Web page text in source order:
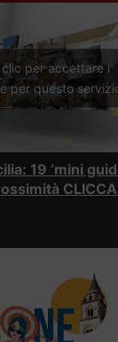
clic per accettare i
per questo
19 ‘mini
CLICCA